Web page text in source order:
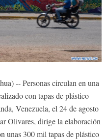
-- Personas circulan en una
con tapas de plástico
Venezuela, el 24 de agosto
Olivares, dirige la elaboración
unas 300 mil tapas de plástico